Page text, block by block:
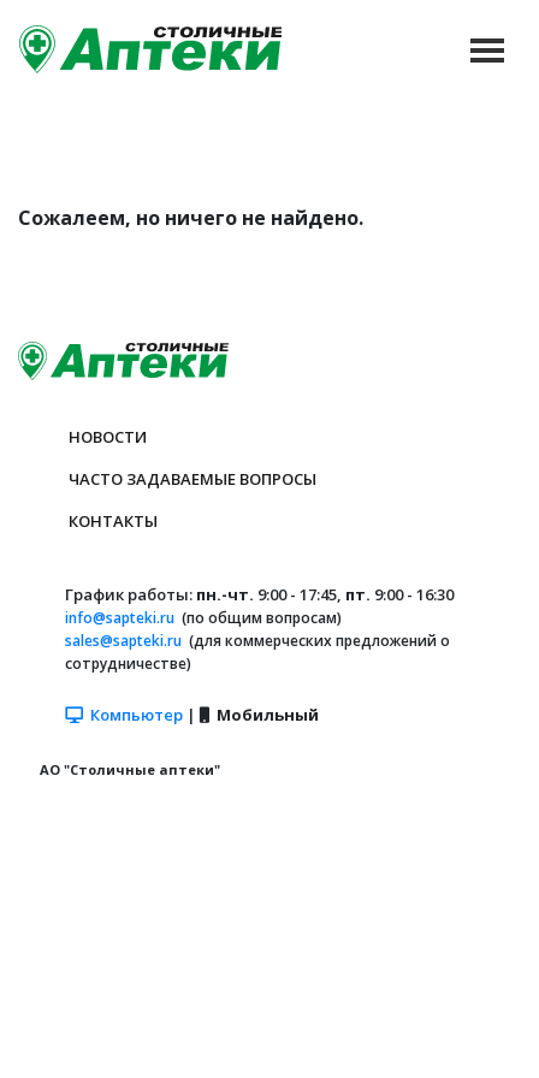
Сожалеем, но ничего не найдено.
НОВОСТИ
ЧАСТО ЗАДАВАЕМЫЕ ВОПРОСЫ
КОНТАКТЫ
График работы: пн.-чт. 9:00 - 17:45, пт. 9:00 - 16:30
info@sapteki.ru (по общим вопросам)
sales@sapteki.ru (для коммерческих предложений о
сотрудничестве)
Компьютер | Мобильный
АО "Столичные аптеки"